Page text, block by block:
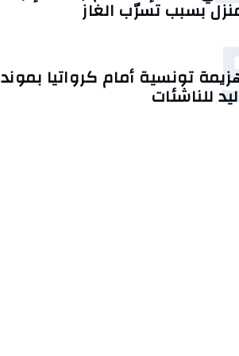
بسبب تسرّب الغاز
تونسية أمام كرواتيا
للناشئات